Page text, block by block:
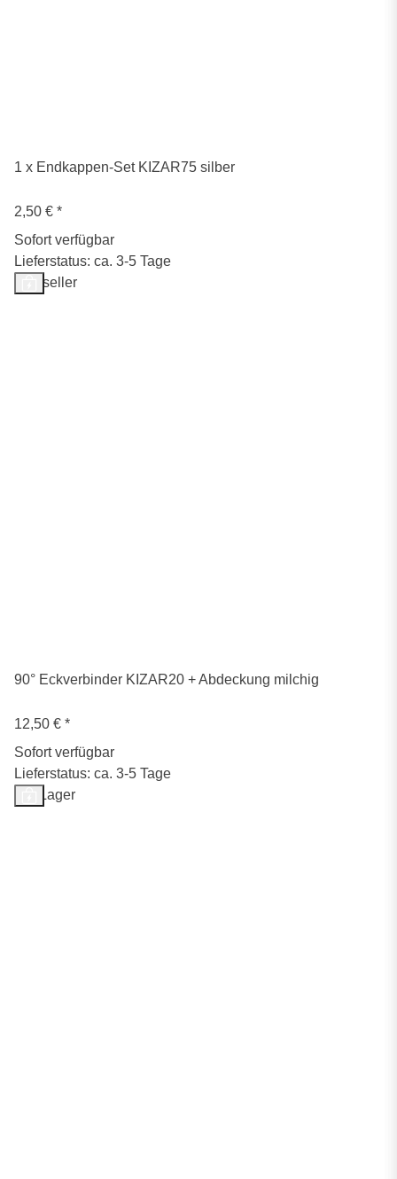
1 x Endkappen-Set KIZAR75 silber
2,50 € *
Sofort verfügbar
Lieferstatus: ca. 3-5 Tage
Bestseller
90° Eckverbinder KIZAR20 + Abdeckung milchig
12,50 € *
Sofort verfügbar
Lieferstatus: ca. 3-5 Tage
Auf Lager